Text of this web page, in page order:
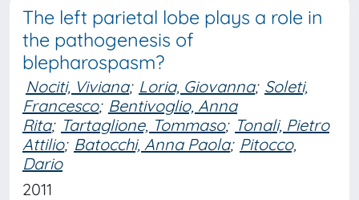
The left parietal lobe plays a role in
the pathogenesis of
blepharospasm?
Nociti, Viviana; Loria, Giovanna; Soleti,
Francesco; Bentivoglio, Anna
Rita; Tartaglione, Tommaso; Tonali, Pietro
Attilio; Batocchi, Anna Paola; Pitocco,
Dario
2011